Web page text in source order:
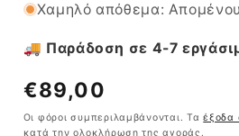
Χαμηλό απόθεμα:
🚚 Παράδοση σε 4-7
Κανονική
τιμή
€89,00
Οι φόροι συμπεριλαμβάνονται. Ταέξοδα
κατά την ολοκλήρωση της αγοράς.